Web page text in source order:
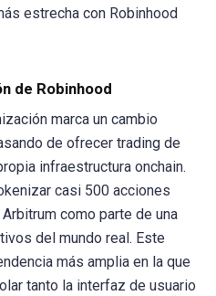
estrecha con Robinhood
de Robinhood
marca un cambio
de ofrecer trading de
infraestructura onchain.
casi 500 acciones
como parte de una
del mundo real. Este
más amplia en la que
tanto la interfaz de usuario